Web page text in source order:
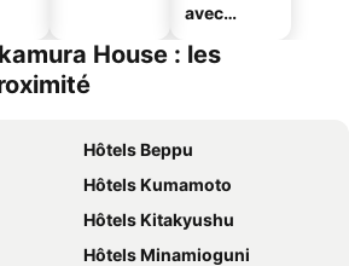
avec
House : les
Hôtels Beppu
Hôtels Kumamoto
Hôtels Kitakyushu
Hôtels Minamioguni